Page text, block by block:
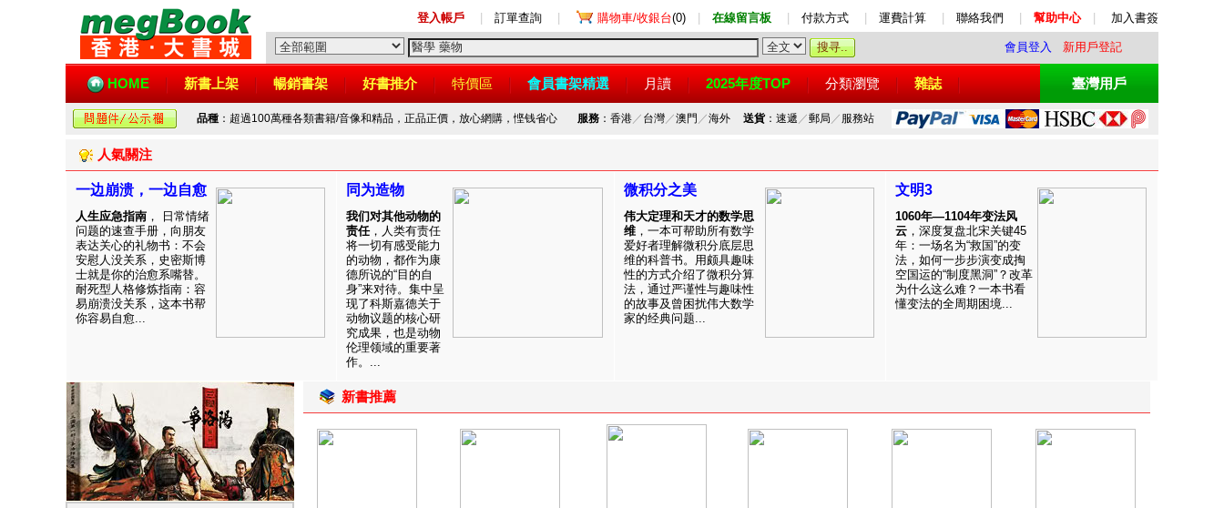
登入帳戶 訂單查詢 購物車/收銀台(0) 在線留言板 付款方式 運費計算 聯絡我們 幫助中心 加入書簽
會員登入 新用戶登記
HOME 新書上架 暢銷書架 好書推介 特價區 會員書架精選 月讀 2025年度TOP 分類瀏覽 雜誌 臺灣用戶
品種 ：超過100萬種各類書籍/音像和精品，正品正價，放心網購，悭钱省心 服務：香港／ 台灣／澳門 ／海外 送貨：速遞 ／郵局 ／ 服務站
人氣關注
一边崩溃，一边自愈
人生应急指南 ， 日常情绪
问题的速查手册，向朋友
表达关心的礼物书：不会
安慰人没关系，史密斯博
士就是你的治愈系嘴替。
耐死型人格修炼指南：容
易崩溃没关系，这本书帮
你容易自愈...
同为造物
我们对其他动物的
责任，人类有责任
将一切有感受能力
的动物，都作为康
德所说的“目的自
身”来对待。集中呈
现了科斯嘉德关于
动物议题的核心研
究成果，也是动物
伦理领域的重要著
作。...
微积分之美
伟大定理和天才的数学思
维 ，一本可帮助所有数学
爱好者理解微积分底层思
维的科普书。用颇具趣味
性的方式介绍了微积分算
法，通过严谨性与趣味性
的故事及曾困扰伟大数学
家的经典问题...
文明3
1060年—1104年变法风
云 ，深度复盘北宋关键45
年：一场名为“救国”的变
法，如何一步步演变成掏
空国运的“制度黑洞”？改革
为什么这么难？一本书看
懂变法的全周期困境...
新書推薦